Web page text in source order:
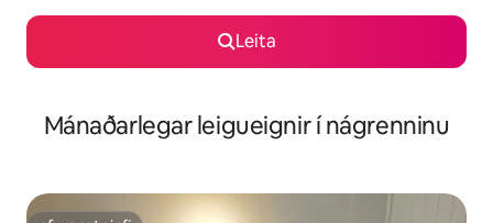
Leita
Mánaðarlegar leigueignir í nágrenninu